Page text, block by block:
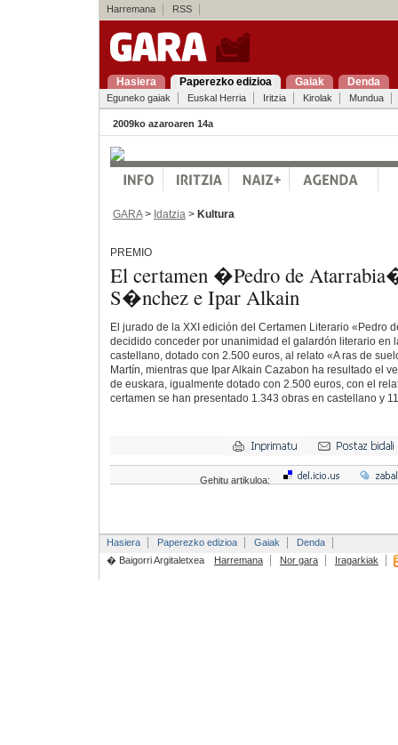
Harremana RSS
Hasiera Paperezko edizioa Gaiak Denda
Eguneko gaiak Euskal Herria Iritzia Kirolak Mundua
2009ko azaroaren 14a
GARA> Idatzia > Kultura
PREMIO
El certamen �Pedro de
S�nchez e Ipar Alkain
El jurado de la XXI edición del Certamen Literario «Pedro
decidido conceder por unanimidad el galardón literario en
castellano, dotado con 2.500 euros, al relato «A ras de
Martín, mientras que Ipar Alkain Cazabon ha resultado el
de euskara, igualmente dotado con 2.500 euros, con el
certamen se han presentado 1.343 obras en castellano y
Gehitu artikuloa:
Hasiera Paperezko edizioa Gaiak
Denda
� Baigorri Argitaletxea
Harremana Nor gara Iragarkiak